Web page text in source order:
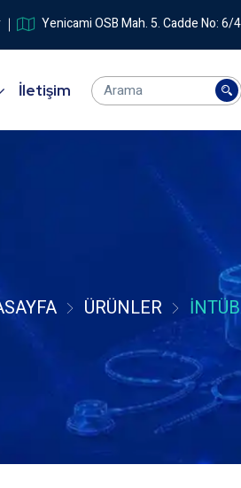
Yenicami OSB Mah. 5. Cadde No: 6/
İletişim
ÜRÜNLER